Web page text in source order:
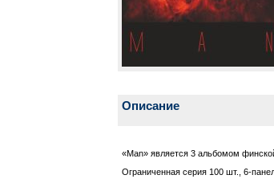
Описание
«Man» является 3 альбомом
Ограниченная серия 100 шт., 6-